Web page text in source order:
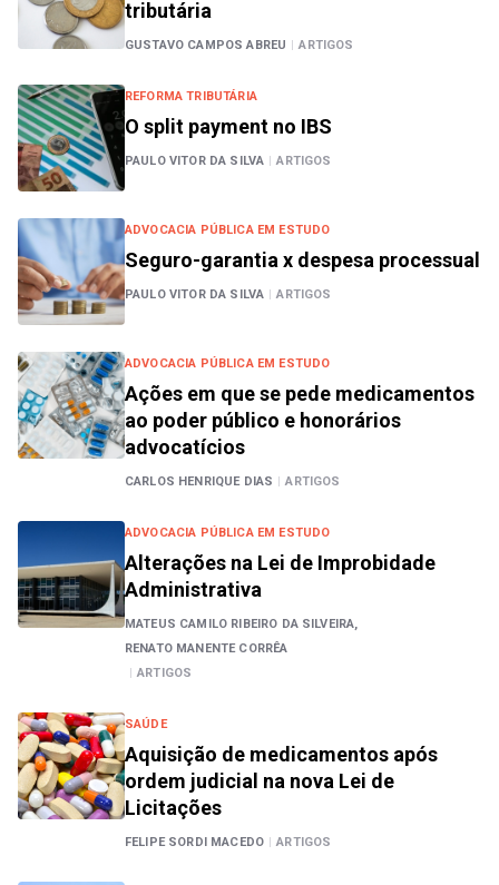
tributária
GUSTAVO CAMPOS ABREU | ARTIGOS
REFORMA TRIBUTÁRIA
O split payment no IBS
PAULO VITOR DA SILVA | ARTIGOS
ADVOCACIA PÚBLICA EM ESTUDO
Seguro-garantia x despesa processual
PAULO VITOR DA SILVA | ARTIGOS
ADVOCACIA PÚBLICA EM ESTUDO
Ações em que se pede medicamentos
ao poder público e honorários
advocatícios
CARLOS HENRIQUE DIAS | ARTIGOS
ADVOCACIA PÚBLICA EM ESTUDO
Alterações na Lei de Improbidade
Administrativa
MATEUS CAMILO RIBEIRO DA SILVEIRA,
RENATO MANENTE CORRÊA
| ARTIGOS
SAÚDE
Aquisição de medicamentos após
ordem judicial na nova Lei de
Licitações
FELIPE SORDI MACEDO | ARTIGOS